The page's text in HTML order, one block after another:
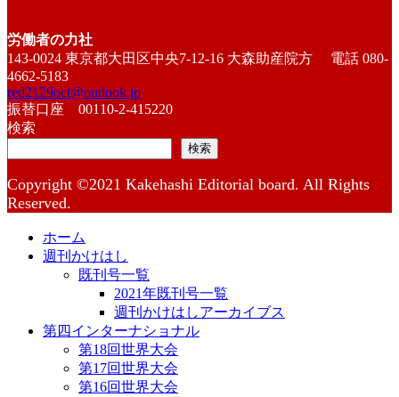
労働者の力社
143-0024 東京都大田区中央7-12-16 大森助産院方 電話 080-
4662-5183
red2129oct@outlook.jp
振替口座 00110-2-415220
検索
検索
Copyright ©2021 Kakehashi Editorial board. All Rights
Reserved.
ホーム
週刊かけはし
既刊号一覧
2021年既刊号一覧
週刊かけはしアーカイブス
第四インターナショナル
第18回世界大会
第17回世界大会
第16回世界大会